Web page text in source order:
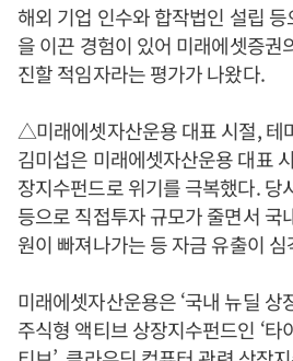
해외 기업 인수와 합작법인 설립
을 이끈 경험이 있어 미래에셋증권
진할 적임자라는 평가가 나왔다.
△미래에셋자산운용 대표 시절, 테
김미섭은 미래에셋자산운용 대표
장지수펀드로 위기를 극복했다. 당
등으로 직접투자 규모가 줄면서 국
원이 빠져나가는 등 자금 유출이 심
미래에셋자산운용은 ‘국내 뉴딜 상
주식형 액티브 상장지수펀드인 ‘타